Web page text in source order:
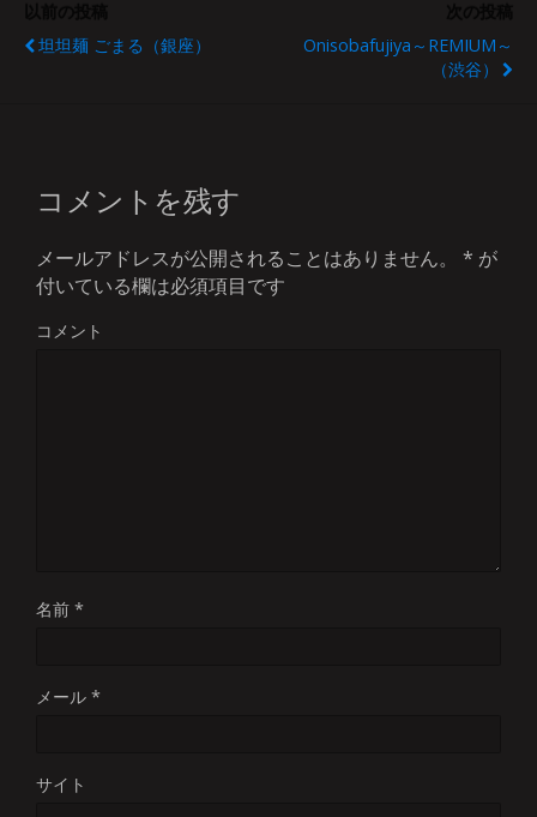
坦坦麺 ごまる（銀座）
Onisobafujiya～REMIUM～
（渋谷）
コメントを残す
メールアドレスが公開されることはありません。 * が
付いている欄は必須項目です
コメント
名前 *
メール *
サイト